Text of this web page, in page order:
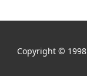
Copyright ©